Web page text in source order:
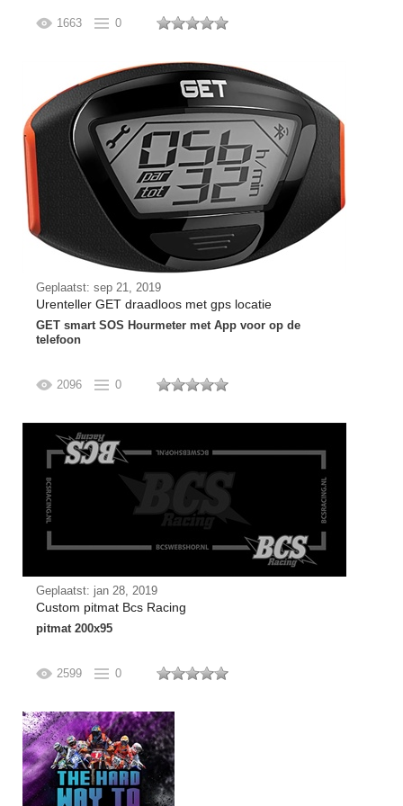
1663 0
Geplaatst: sep 21, 2019
Urenteller GET draadloos met gps locatie
GET smart SOS Hourmeter met App voor op de
telefoon
2096 0
Geplaatst: jan 28, 2019
Custom pitmat Bcs Racing
pitmat 200x95
2599 0